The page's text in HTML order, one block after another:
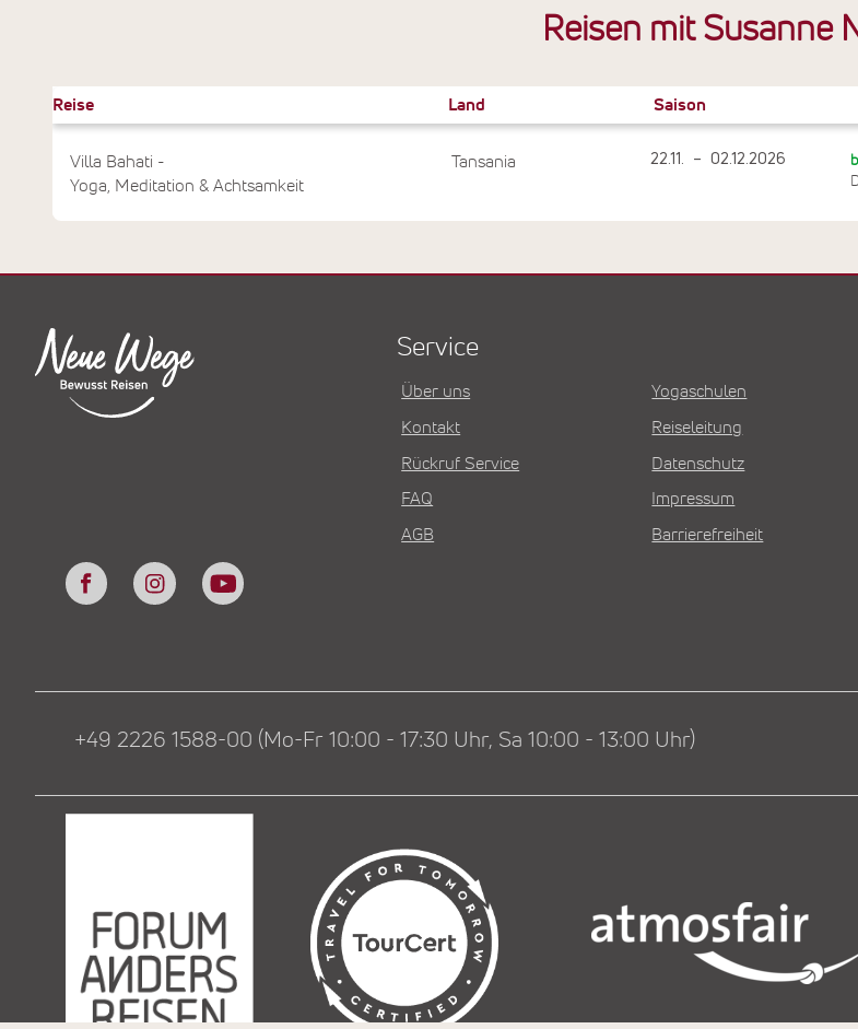
Reisen mit Susanne
Reise Land Saison
Villa Bahati -
Yoga, Meditation & Achtsamkeit
Tansania 22.11. – 02.12.2026
Service
Über uns
Kontakt
Rückruf Service
FAQ
AGB
Yogaschulen
Reiseleitung
Datenschutz
Impressum
Barrierefreiheit
+49 2226 1588-00 (Mo-Fr 10:00 - 17:30 Uhr, Sa 10:00 - 13:00 Uhr)